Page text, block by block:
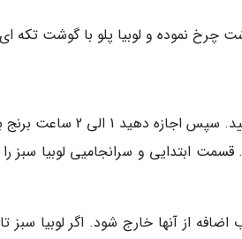
چرخ نموده و لوبیا پلو با گوشت تکه
در اولین مرحله از طرز تهیه لوبیا پلو با میگو، برنج را با آب
ابتدایی و سرانجامیی لوبیا سبز
از آنها خارج شود. اگر لوبیا سبز